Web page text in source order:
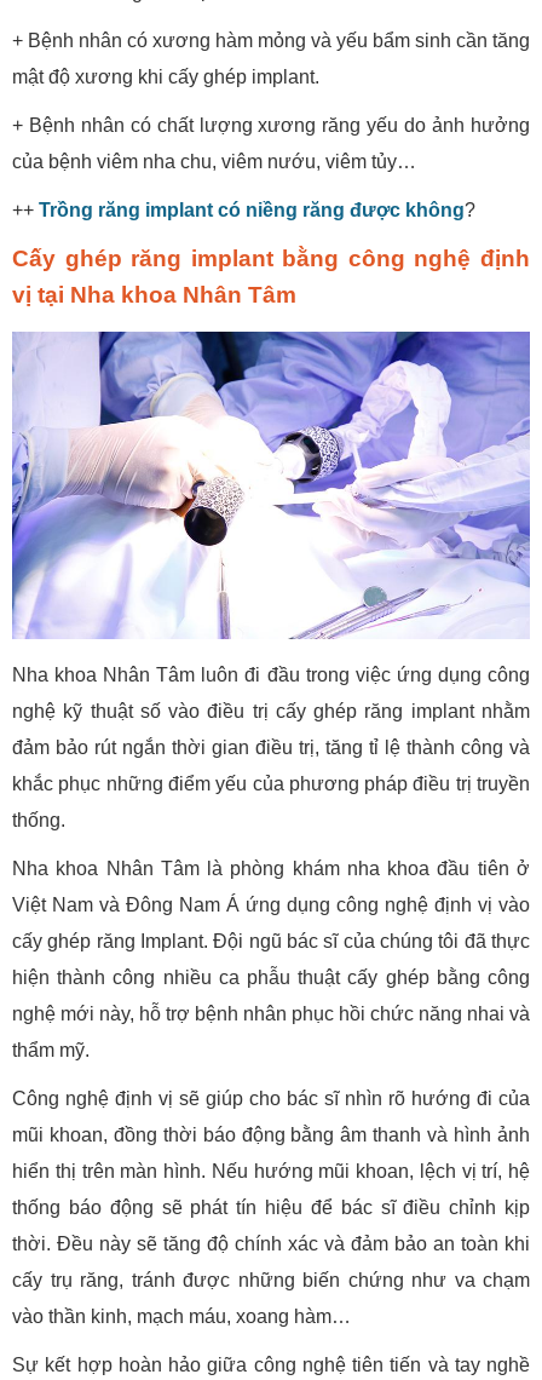
+ Bệnh nhân có xương hàm mỏng và yếu bẩm sinh cần tăng
mật độ xương khi cấy ghép implant.
+ Bệnh nhân có chất lượng xương răng yếu do ảnh hưởng
của bệnh viêm nha chu, viêm nướu, viêm tủy…
++ Trồng răng implant có niềng răng được không?
Cấy ghép răng implant bằng công nghệ định
vị tại Nha khoa Nhân Tâm
Nha khoa Nhân Tâm luôn đi đầu trong việc ứng dụng công
nghệ kỹ thuật số vào điều trị cấy ghép răng implant nhằm
đảm bảo rút ngắn thời gian điều trị, tăng tỉ lệ thành công và
khắc phục những điểm yếu của phương pháp điều trị truyền
thống.
Nha khoa Nhân Tâm là phòng khám nha khoa đầu tiên ở
Việt Nam và Đông Nam Á ứng dụng công nghệ định vị vào
cấy ghép răng Implant. Đội ngũ bác sĩ của chúng tôi đã thực
hiện thành công nhiều ca phẫu thuật cấy ghép bằng công
nghệ mới này, hỗ trợ bệnh nhân phục hồi chức năng nhai và
thẩm mỹ.
Công nghệ định vị sẽ giúp cho bác sĩ nhìn rõ hướng đi của
mũi khoan, đồng thời báo động bằng âm thanh và hình ảnh
hiển thị trên màn hình. Nếu hướng mũi khoan, lệch vị trí, hệ
thống báo động sẽ phát tín hiệu để bác sĩ điều chỉnh kịp
thời. Đều này sẽ tăng độ chính xác và đảm bảo an toàn khi
cấy trụ răng, tránh được những biến chứng như va chạm
vào thần kinh, mạch máu, xoang hàm…
Sự kết hợp hoàn hảo giữa công nghệ tiên tiến và tay nghề